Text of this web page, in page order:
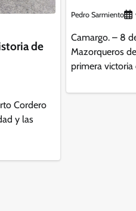
de
Cordero
y las
Pedro Sarmiento
Camargo. – 8
Mazorqueros
primera